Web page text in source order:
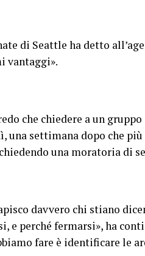
di Seattle ha detto
vantaggi».
che chiedere a un
una settimana dopo che
chiedendo una moratoria di
davvero chi stiano
e perché fermarsi», ha
fare è identificare le